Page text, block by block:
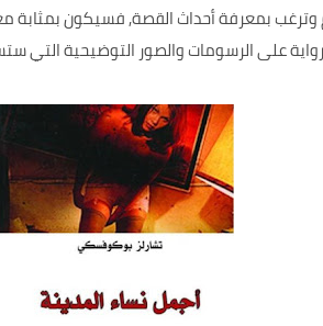
بمعرفة أحداث القصة, فسيكون
الرواية على الرسومات والصور التوضيحية